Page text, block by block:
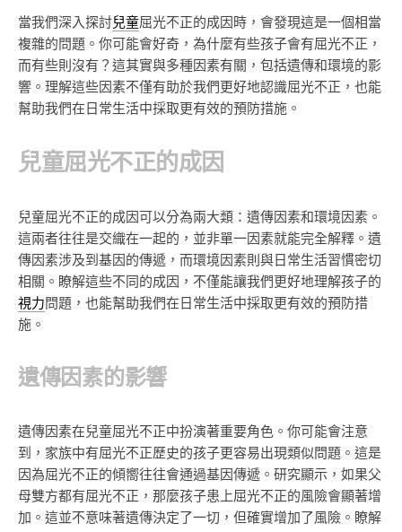
當我們深入探討兒童屈光不正的成因時，會發現這是一個相當
複雜的問題。你可能會好奇，為什麼有些孩子會有屈光不正，
而有些則沒有？這其實與多種因素有關，包括遺傳和環境的影
響。理解這些因素不僅有助於我們更好地認識屈光不正，也能
幫助我們在日常生活中採取更有效的預防措施。
兒童屈光不正的成因
兒童屈光不正的成因可以分為兩大類：遺傳因素和環境因素。
這兩者往往是交織在一起的，並非單一因素就能完全解釋。遺
傳因素涉及到基因的傳遞，而環境因素則與日常生活習慣密切
相關。瞭解這些不同的成因，不僅能讓我們更好地理解孩子的
視力問題，也能幫助我們在日常生活中採取更有效的預防措
施。
遺傳因素的影響
遺傳因素在兒童屈光不正中扮演著重要角色。你可能會注意
到，家族中有屈光不正歷史的孩子更容易出現類似問題。這是
因為屈光不正的傾嚮往往會通過基因傳遞。研究顯示，如果父
母雙方都有屈光不正，那麼孩子患上屈光不正的風險會顯著增
加。這並不意味著遺傳決定了一切，但確實增加了風險。瞭解